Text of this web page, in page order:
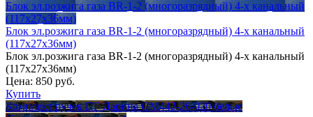
Блок эл.розжига газа BR-1-2 (многоразрядный) 4-х канальный
(117х27х36мм)
Блок эл.розжига газа BR-1-2 (многоразрядный) 4-х канальный
(117х27х36мм)
Блок эл.розжига газа BR-1-2 (многоразрядный) 4-х канальный
(117х27х36мм)
Цена: 850 руб.
Купить
Комплект ручек ПГ Дарина GM442-26-020 белые